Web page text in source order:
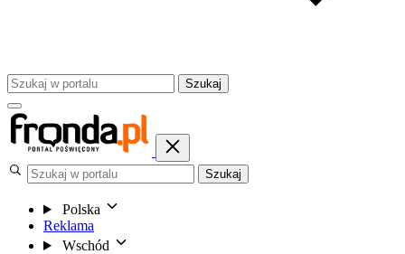
Szukaj
Szukaj
Polska
Reklama
Wschód